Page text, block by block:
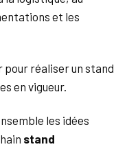
et les
réaliser un stand
en vigueur.
les idées
stand